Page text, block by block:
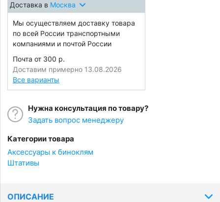
Доставка в Москва
Мы осуществляем доставку товара
по всей России транспортными
компаниями и почтой России
Почта от 300 р.
Доставим примерно 13.08.2026
Все варианты
Нужна консультация по товару?
Задать вопрос менеджеру
Категории товара
Аксессуары к биноклям
Штативы
ОПИСАНИЕ